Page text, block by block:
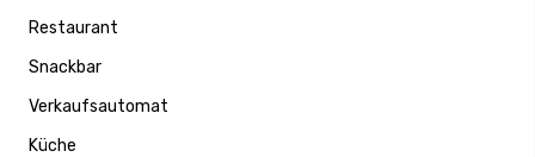
Restaurant
Snackbar
Verkaufsautomat
Küche